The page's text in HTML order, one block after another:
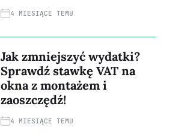
4 MIESIĄCE TEMU
Jak zmniejszyć wydatki?
Sprawdź stawkę VAT na
okna z montażem i
zaoszczędź!
4 MIESIĄCE TEMU